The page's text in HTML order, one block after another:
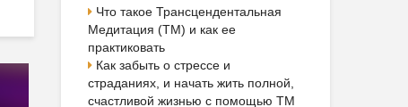
Что такое Трансцендентальная
Медитация (ТМ) и как ее
практиковать
Как забыть о стрессе и
страданиях, и начать жить полной,
счастливой жизнью с помощью ТМ